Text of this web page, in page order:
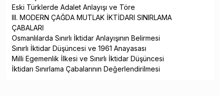
Eski Türklerde Adalet Anlayışı ve Töre
III. MODERN ÇAĞDA MUTLAK İKTİDARI SINIRLAMA
ÇABALARI
Osmanlılarda Sınırlı İktidar Anlayışının Belirmesi
Sınırlı İktidar Düşüncesi ve 1961 Anayasası
Milli Egemenlik İlkesi ve Sınırlı İktidar Düşüncesi
İktidarı Sınırlama Çabalarının Değerlendirilmesi